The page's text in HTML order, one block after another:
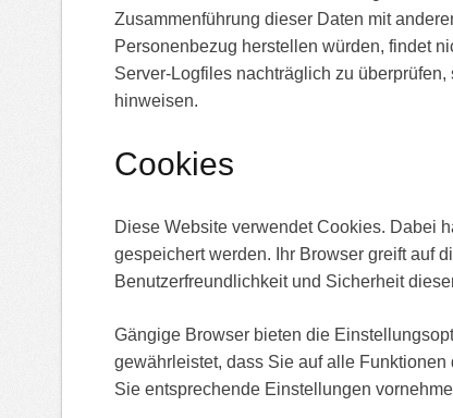
Zusammenführung dieser Daten mit
Personenbezug herstellen würden, findet
Server-Logfiles nachträglich zu
hinweisen.
Cookies
Diese Website verwendet Cookies. Dabei
gespeichert werden. Ihr Browser greift auf
Benutzerfreundlichkeit und Sicherheit
Gängige Browser bieten die
gewährleistet, dass Sie auf alle
Sie entsprechende Einstellungen